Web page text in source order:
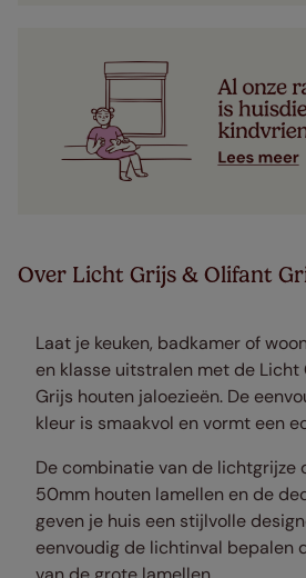
Over Licht Grijs & Olifant
Laat je keuken, badkamer of
en klasse uitstralen met de Licht
Grijs houten jaloezieën. De
kleur is smaakvol en vormt een
De combinatie van de lichtgrijze
50mm houten lamellen en de
geven je huis een stijlvolle
eenvoudig de lichtinval bepalen